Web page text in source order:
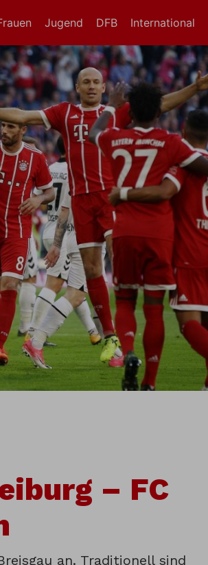
Jugend DFB International
– FC
an. Traditionell sind